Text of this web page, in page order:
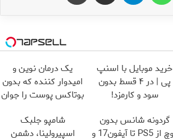
خرید موبایل با اسنپ
پی | در ۴ قسط بدون
سود و کارمزد!
یک درمان نوین و
امیدوار کننده که بدون
بوتاکس پوست را جوان
گردونه شانس بدون
پوچ از PS5 تا آیفون17 و
شامپو جلبک
اسپیرولینا، دشمن